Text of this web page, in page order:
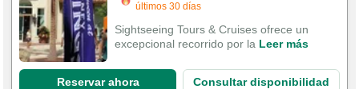
últimos 30 días
Sightseeing Tours & Cruises ofrece un
excepcional recorrido por la Leer más
Reservar ahora Consultar disponibilidad